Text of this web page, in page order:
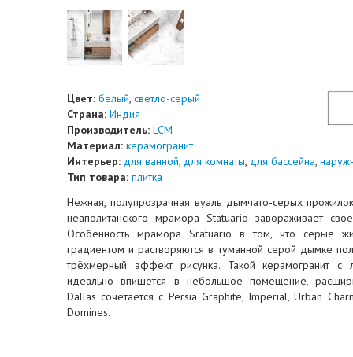
Цвет: белый, светло-серый
Страна: Индия
Производитель: LCM
Материал: керамогранит
Интерьер: для ванной, для комнаты, для бассейна,
Тип товара: плитка
Нежная, полупрозрачная вуаль дымчато-серых
неаполитанского мрамора Statuario завораживает
Особенность мрамора Sratuario в том, что серые
градиентом и растворяются в туманной серой дымке
трёхмерный эффект рисунка. Такой керамогранит с
идеально впишется в небольшое помещение,
Dallas сочетается с Persia Graphite, Imperial, Urban
Domines.